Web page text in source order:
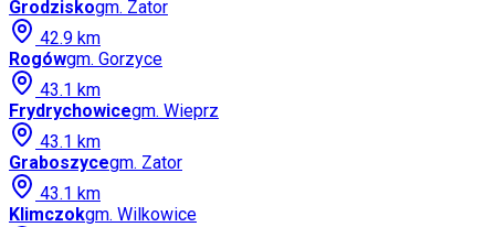
Grodziskogm. Zator
42.9 km
Rogówgm. Gorzyce
43.1 km
Frydrychowicegm. Wieprz
43.1 km
Graboszycegm. Zator
43.1 km
Klimczokgm. Wilkowice